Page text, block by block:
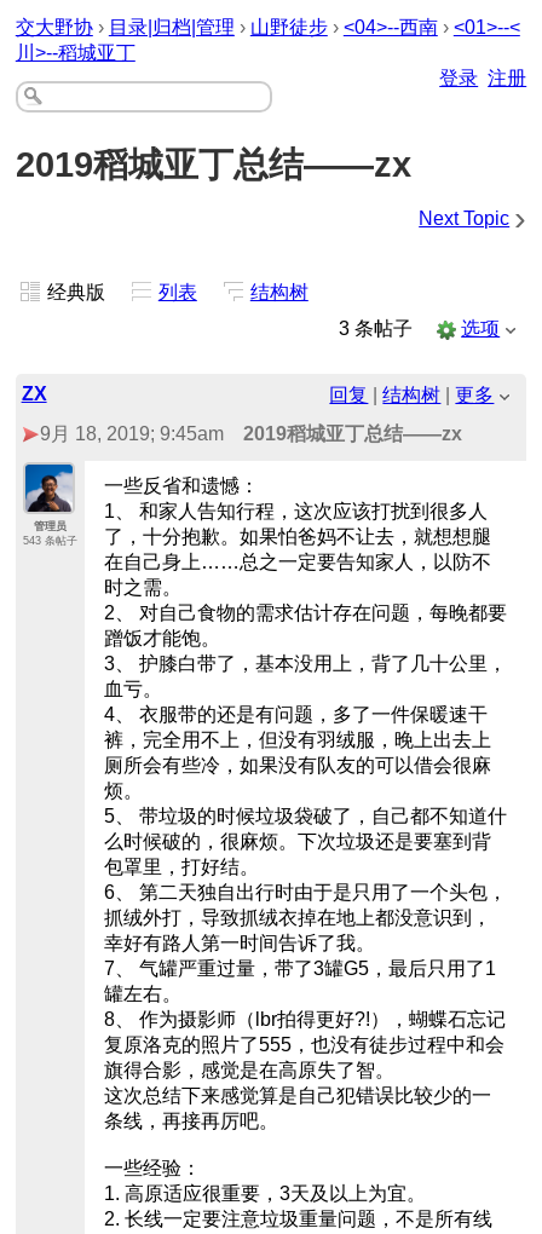
交大野协 › 目录|归档|管理 › 山野徒步 › <04>--西南 › <01>--<
川>--稻城亚丁
登录 注册
2019稻城亚丁总结——zx
Next Topic ›
经典版 列表
结构树
3 条帖子
选项
ZX 回复 |结构树 |更多
9月 18, 2019; 9:45am
2019稻城亚丁总结——zx
管理员
543 条帖子
一些反省和遗憾：
1、 和家人告知行程，这次应该打扰到很多人
了，十分抱歉。如果怕爸妈不让去，就想想腿
在自己身上……总之一定要告知家人，以防不
时之需。
2、 对自己食物的需求估计存在问题，每晚都要
蹭饭才能饱。
3、 护膝白带了，基本没用上，背了几十公里，
血亏。
4、 衣服带的还是有问题，多了一件保暖速干
裤，完全用不上，但没有羽绒服，晚上出去上
厕所会有些冷，如果没有队友的可以借会很麻
烦。
5、 带垃圾的时候垃圾袋破了，自己都不知道什
么时候破的，很麻烦。下次垃圾还是要塞到背
包罩里，打好结。
6、 第二天独自出行时由于是只用了一个头包，
抓绒外打，导致抓绒衣掉在地上都没意识到，
幸好有路人第一时间告诉了我。
7、 气罐严重过量，带了3罐G5，最后只用了1
罐左右。
8、 作为摄影师（lbr拍得更好?!），蝴蝶石忘记
复原洛克的照片了555，也没有徒步过程中和会
旗得合影，感觉是在高原失了智。
这次总结下来感觉算是自己犯错误比较少的一
条线，再接再厉吧。
一些经验：
1. 高原适应很重要，3天及以上为宜。
2. 长线一定要注意垃圾重量问题，不是所有线